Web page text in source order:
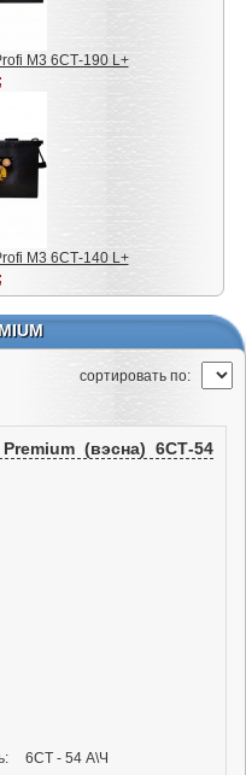
M3 6СТ-190 L+
M3 6СТ-140 L+
cортировать по:
(вэсна) 6СТ-54
6СТ - 54 А\Ч